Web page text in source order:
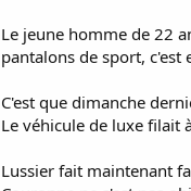
Le jeune homme de 22
pantalons de sport,
C'est que dimanche
Le véhicule de luxe filait
Lussier fait maintenant